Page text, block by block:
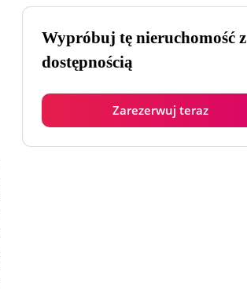
Wypróbuj tę nieruchomość z
dostępnością
Zarezerwuj teraz